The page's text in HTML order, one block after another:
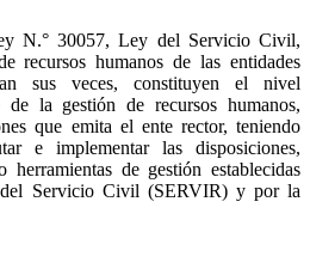
N.° 30057, Ley del Servicio Civil,
recursos humanos de las entidades
sus veces, constituyen el nivel
de la gestión de recursos humanos,
que emita el ente rector, teniendo
e implementar las disposiciones,
herramientas de gestión establecidas
Servicio Civil (SERVIR) y por la